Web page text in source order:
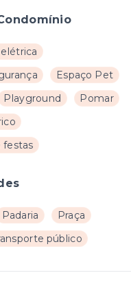
Espaço Pet
Playground
Pomar
festas
Padaria
Praça
público